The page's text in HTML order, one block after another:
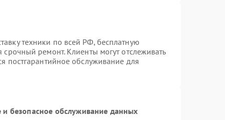
техники по всей РФ, бесплатную
ремонт. Клиенты могут отслеживать
постгарантийное обслуживание для
безопасное обслуживание данных